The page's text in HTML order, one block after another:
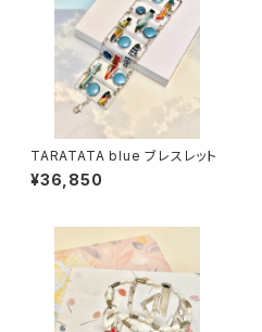
TARATATA blue ブレスレット
¥36,850